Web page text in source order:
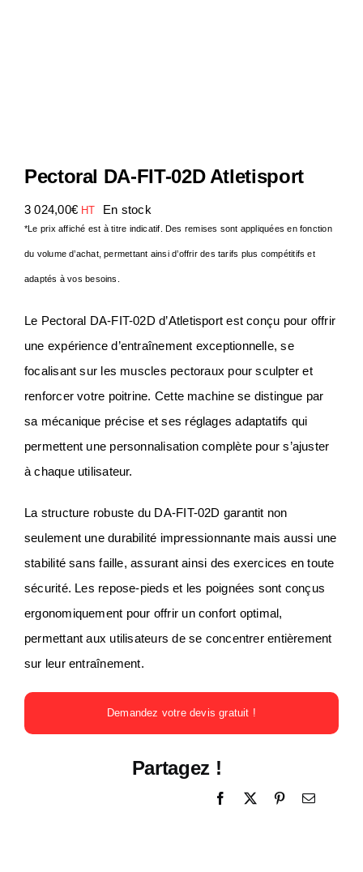
Pectoral DA-FIT-02D Atletisport
3 024,00€ HT En stock
*Le prix affiché est à titre indicatif. Des remises sont appliquées en fonction
du volume d’achat, permettant ainsi d’offrir des tarifs plus compétitifs et
adaptés à vos besoins.
Le Pectoral DA-FIT-02D d’Atletisport est conçu pour offrir
une expérience d’entraînement exceptionnelle, se
focalisant sur les muscles pectoraux pour sculpter et
renforcer votre poitrine. Cette machine se distingue par
sa mécanique précise et ses réglages adaptatifs qui
permettent une personnalisation complète pour s’ajuster
à chaque utilisateur.
La structure robuste du DA-FIT-02D garantit non
seulement une durabilité impressionnante mais aussi une
stabilité sans faille, assurant ainsi des exercices en toute
sécurité. Les repose-pieds et les poignées sont conçus
ergonomiquement pour offrir un confort optimal,
permettant aux utilisateurs de se concentrer entièrement
sur leur entraînement.
Demandez votre devis gratuit !
Partagez !